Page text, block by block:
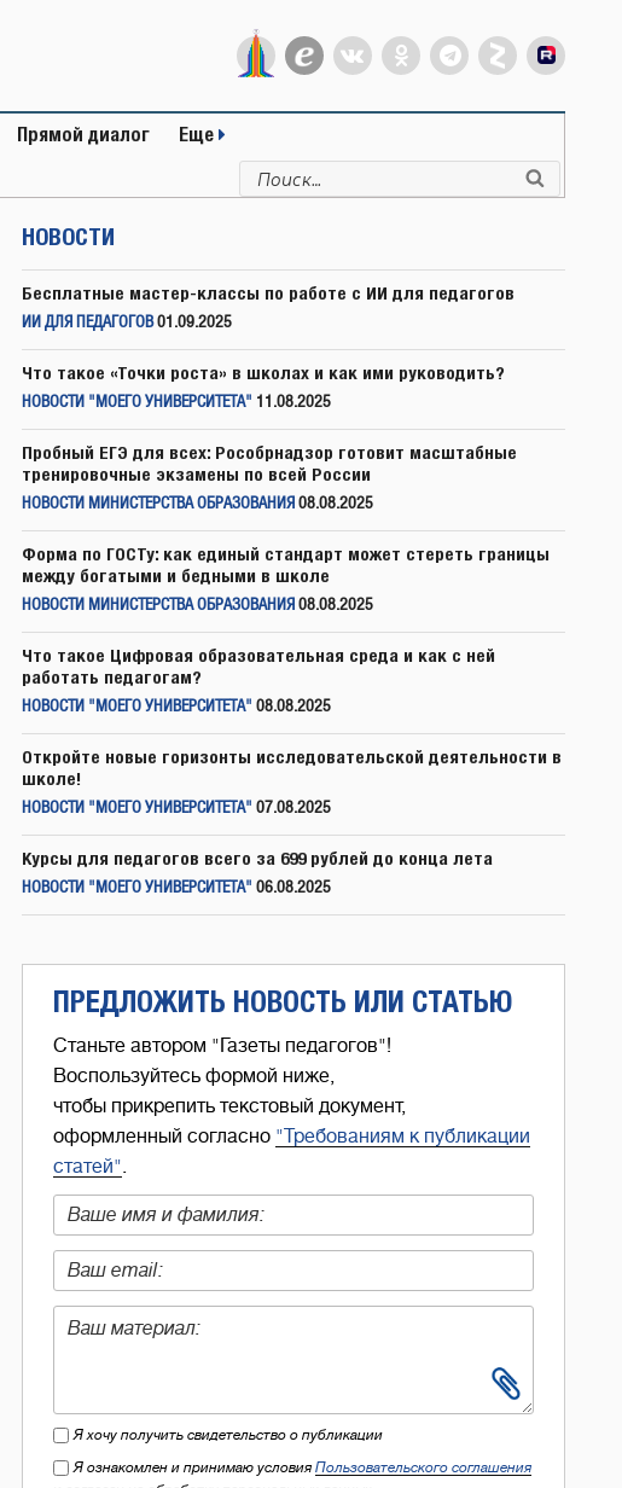
Прямой диалог Еще
Искать:
НОВОСТИ
Бесплатные мастер-классы по работе с ИИ для педагогов
ИИ ДЛЯ ПЕДАГОГОВ 01.09.2025
Что такое «Точки роста» в школах и как ими руководить?
НОВОСТИ "МОЕГО УНИВЕРСИТЕТА" 11.08.2025
Пробный ЕГЭ для всех: Рособрнадзор готовит масштабные
тренировочные экзамены по всей России
НОВОСТИ МИНИСТЕРСТВА ОБРАЗОВАНИЯ 08.08.2025
Форма по ГОСТу: как единый стандарт может стереть границы
между богатыми и бедными в школе
НОВОСТИ МИНИСТЕРСТВА ОБРАЗОВАНИЯ 08.08.2025
Что такое Цифровая образовательная среда и как с ней
работать педагогам?
НОВОСТИ "МОЕГО УНИВЕРСИТЕТА" 08.08.2025
Откройте новые горизонты исследовательской деятельности в
школе!
НОВОСТИ "МОЕГО УНИВЕРСИТЕТА" 07.08.2025
Курсы для педагогов всего за 699 рублей до конца лета
НОВОСТИ "МОЕГО УНИВЕРСИТЕТА" 06.08.2025
ПРЕДЛОЖИТЬ НОВОСТЬ ИЛИ СТАТЬЮ
Станьте автором "Газеты педагогов"!
Воспользуйтесь формой ниже,
чтобы прикрепить текстовый документ,
оформленный согласно "Требованиям к публикации
статей".
Я хочу получить свидетельство о публикации
Я ознакомлен и принимаю условия Пользовательского соглашения